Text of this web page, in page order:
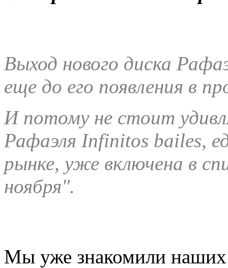
Выход нового диска
еще до его появления в
И потому не стоит
Рафаэля Infinitos bailes,
рынке, уже включена в
ноября".
Мы уже знакомили наших